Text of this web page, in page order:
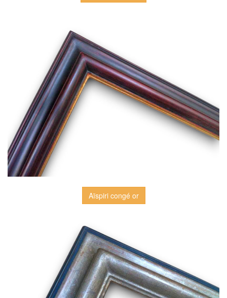
Aïspiri congé or